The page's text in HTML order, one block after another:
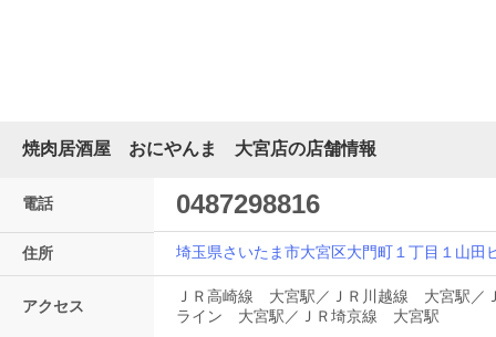
焼肉居酒屋 おにやんま 大宮店の店舗情報
電話 0487298816
住所 埼玉県さいたま市大宮区大門町１丁目１山田
アクセス
ＪＲ高崎線 大宮駅／ＪＲ川越線 大宮駅／
ライン 大宮駅／ＪＲ埼京線 大宮駅